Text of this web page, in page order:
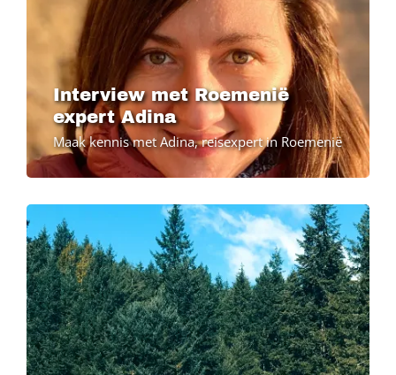
Interview met Roemenië
expert Adina
Maak kennis met Adina, reisexpert in Roemenië
Image